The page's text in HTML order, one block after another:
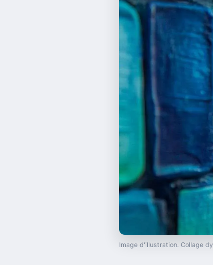
Image d'illustration. Collage